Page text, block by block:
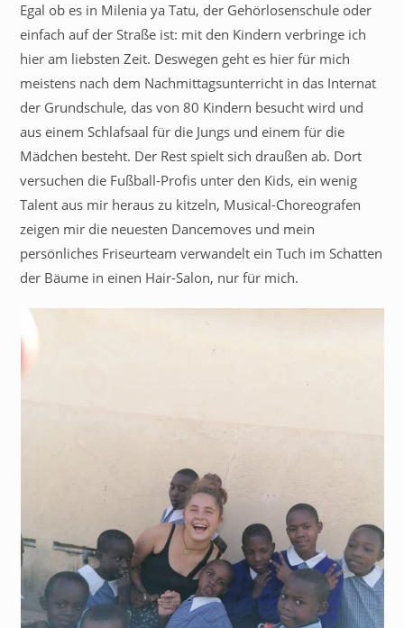
Egal ob es in Milenia ya Tatu, der Gehörlosenschule oder
einfach auf der Straße ist: mit den Kindern verbringe ich
hier am liebsten Zeit. Deswegen geht es hier für mich
meistens nach dem Nachmittagsunterricht in das Internat
der Grundschule, das von 80 Kindern besucht wird und
aus einem Schlafsaal für die Jungs und einem für die
Mädchen besteht. Der Rest spielt sich draußen ab. Dort
versuchen die Fußball-Profis unter den Kids, ein wenig
Talent aus mir heraus zu kitzeln, Musical-Choreografen
zeigen mir die neuesten Dancemoves und mein
persönliches Friseurteam verwandelt ein Tuch im Schatten
der Bäume in einen Hair-Salon, nur für mich.